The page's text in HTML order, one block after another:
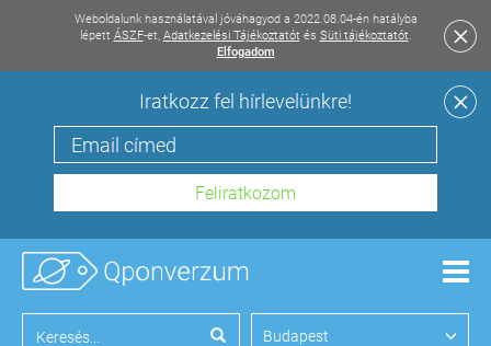
Weboldalunk használatával jóváhagyod a 2022.08.04-én hatályba
lépett ÁSZF-et, Adatkezelési Tájékoztatót és Süti tájékoztatót.
Elfogadom
Iratkozz fel hírlevelünkre!
Budapest